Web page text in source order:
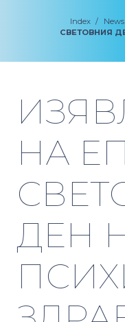
Index / News
СВЕТОВНИЯ
НА
ДЕН